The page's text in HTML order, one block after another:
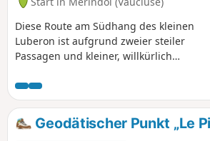
Diese Route am Südhang des kleinen
Luberon ist aufgrund zweier steiler
Passagen und kleiner, willkürlich
Wanderer geeignet.
Geodätischer Punkt „Le